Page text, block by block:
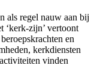
als regel nauw aan bij
‘kerk-zijn’ vertoont
en
kerkdiensten
vinden